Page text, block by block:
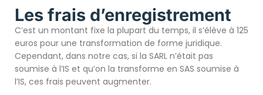
Les frais d’enregistrement
C’est un montant fixe la plupart du temps, il s’élève à 125
euros pour une transformation de forme juridique.
Cependant, dans notre cas, si la SARL n’était pas
soumise à l’IS et qu’on la transforme en SAS soumise à
l’IS, ces frais peuvent augmenter.